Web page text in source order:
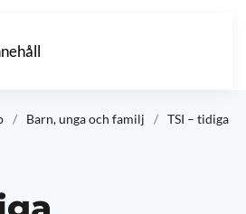
Barn, unga och familj
TSI – tidiga